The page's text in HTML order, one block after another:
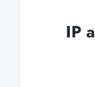
IP